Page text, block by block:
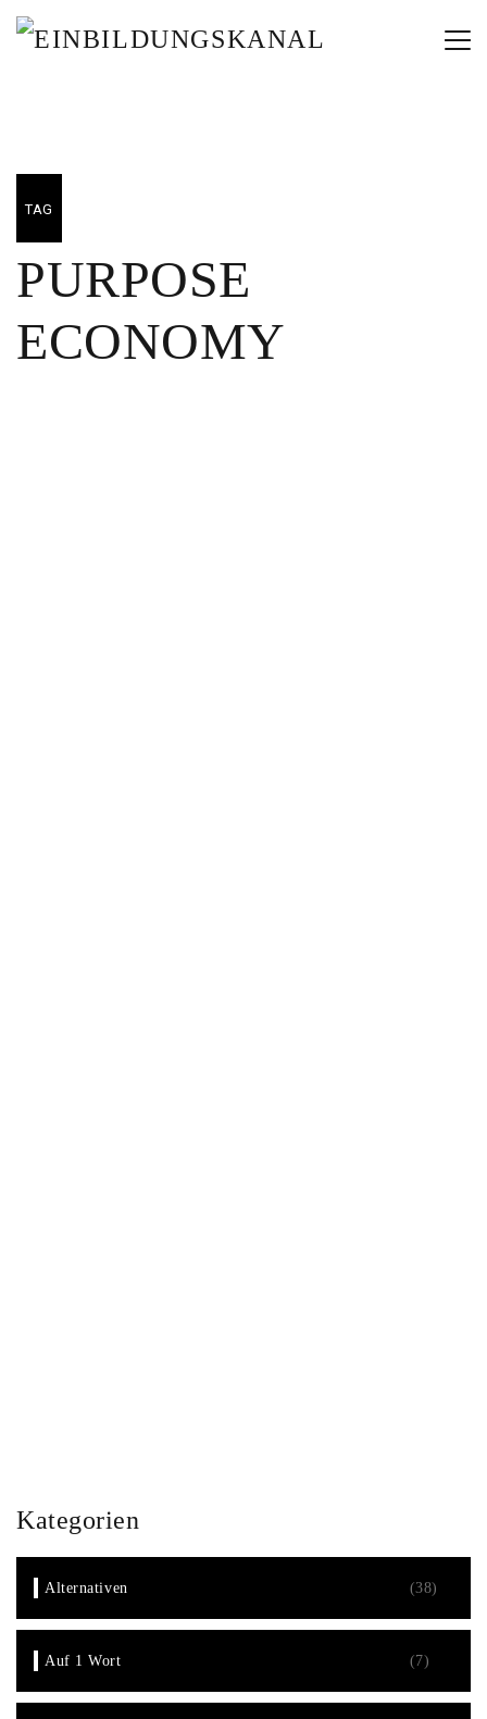
TAG
PURPOSE
ECONOMY
Kategorien
Alternativen (38)
Auf 1 Wort (7)